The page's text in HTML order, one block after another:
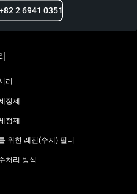
2 6941 0351
리
정제
정제
위한 레진(수지) 필터
처리 방식